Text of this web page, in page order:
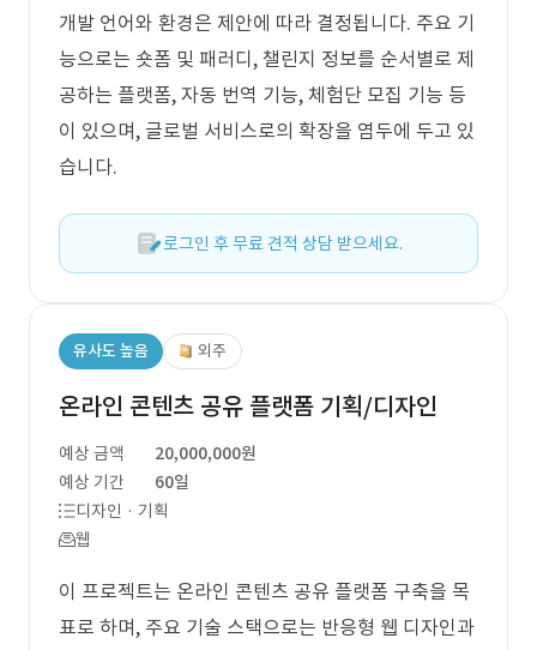
개발 언어와 환경은 제안에 따라 결정됩니다. 주요 기
능으로는 숏폼 및 패러디, 챌린지 정보를 순서별로 제
공하는 플랫폼, 자동 번역 기능, 체험단 모집 기능 등
이 있으며, 글로벌 서비스로의 확장을 염두에 두고 있
습니다.
로그인 후 무료 견적 상담 받으세요.
유사도 높음 외주
온라인 콘텐츠 공유 플랫폼 기획/디자인
예상 금액
20,000,000원
예상 기간
60일
디자인 · 기획
웹
이 프로젝트는 온라인 콘텐츠 공유 플랫폼 구축을 목
표로 하며, 주요 기술 스택으로는 반응형 웹 디자인과